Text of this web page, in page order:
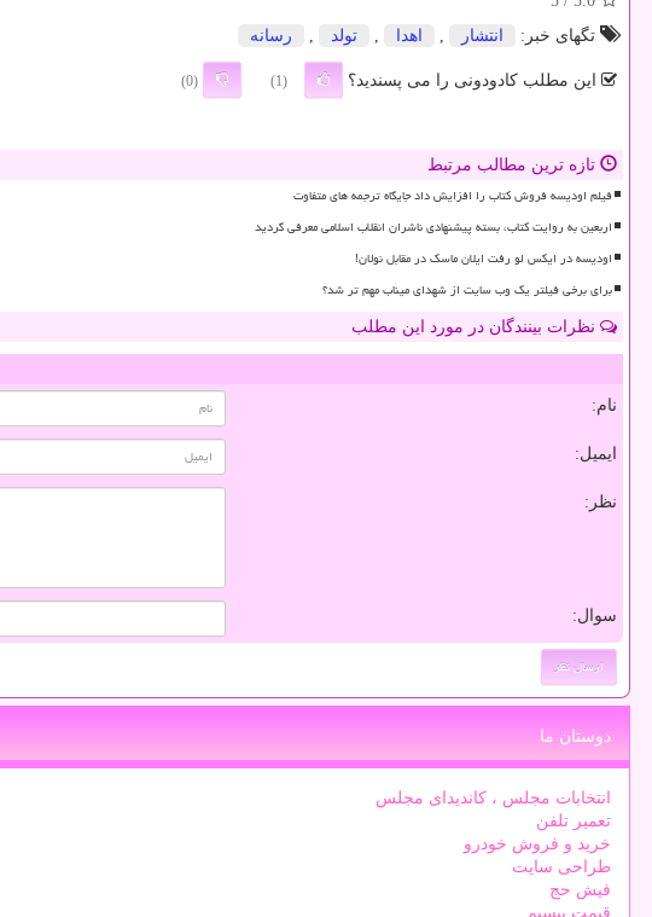
تگهای خبر:
انتشار , اهدا , تولد , رسانه
این مطلب کادودونی را می پسندید؟ (1)
(0)
تازه ترین مطالب مرتبط
فیلم اودیسه فروش کتاب را افزایش داد جایگاه ترجمه های متفاوت
اربعین به روایت کتاب، بسته پیشنهادی ناشران انقلاب اسلامی معرفی گردید
اودیسه در ایکس لو رفت ایلان ماسک در مقابل نولان!
برای برخی فیلتر یک وب سایت از شهدای میناب مهم تر شد؟
نظرات بینندگان در مورد این مطلب
نام:
ایمیل:
نظر:
سوال:
دوستان ما
انتخابات مجلس ، کاندیدای مجلس
تعمیر تلفن
خرید و فروش خودرو
طراحی سایت
فیش حج
قیمت بیسیم